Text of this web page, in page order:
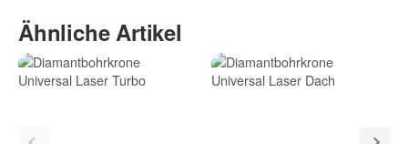
Ähnliche Artikel